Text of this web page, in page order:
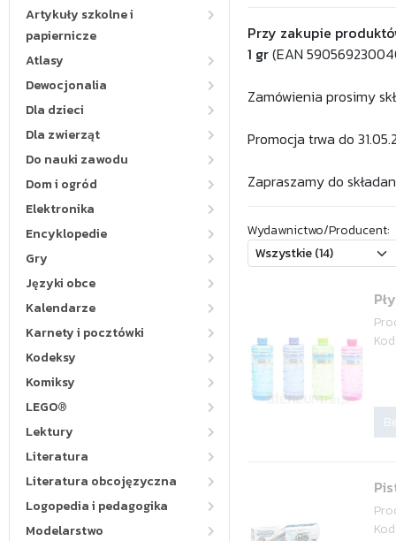
Artykuły szkolne i
papiernicze
Atlasy
Dewocjonalia
Dla dzieci
Dla zwierząt
Do nauki zawodu
Dom i ogród
Elektronika
Encyklopedie
Gry
Języki obce
Kalendarze
Karnety i pocztówki
Kodeksy
Komiksy
LEGO®
Lektury
Literatura
Literatura obcojęzyczna
Logopedia i pedagogika
Modelarstwo
Przy zakupie
1 gr(EAN
Zamówienia prosimy
Promocja trwa do
Zapraszamy do
Wydawnictwo/Producent: